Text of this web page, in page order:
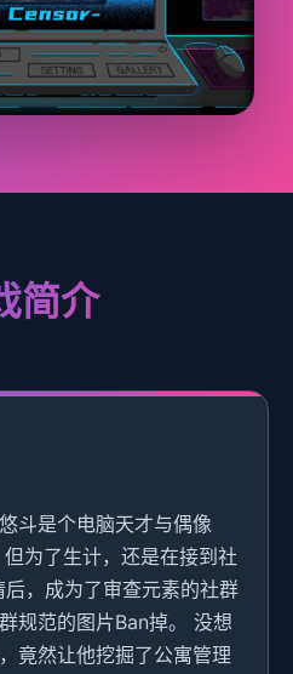
简介
斗是个电脑天才与偶像
为了生计，还是在接到社
，成为了审查元素的社群
规范的图片Ban掉。 没想
竟然让他挖掘了公寓管理